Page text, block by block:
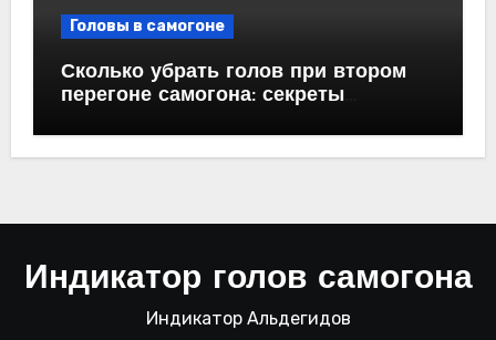
Головы в самогоне
Сколько убрать голов при втором
перегоне самогона: секреты
Индикатор голов самогона
Индикатор Альдегидов